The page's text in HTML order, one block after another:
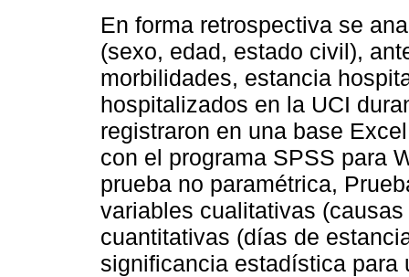
En forma retrospectiva se
(sexo, edad, estado civil),
morbilidades, estancia
hospitalizados en la UCI
registraron en una base
con el programa SPSS para
prueba no paramétrica,
variables cualitativas
cuantitativas (días de
significancia estadística para